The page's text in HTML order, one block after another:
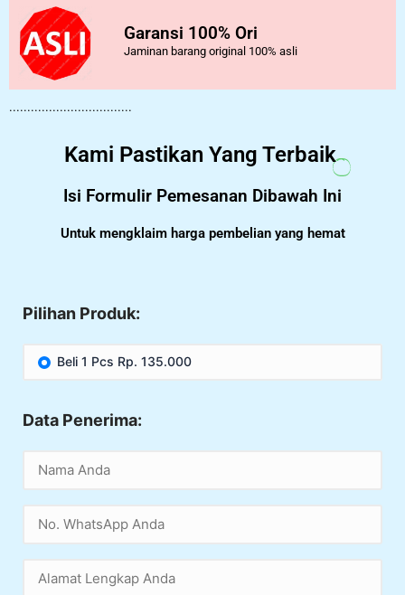
Garansi 100% Ori
Jaminan barang original 100% asli
..................................
Kami Pastikan Yang Terbaik
Isi Formulir Pemesanan Dibawah Ini
Untuk mengklaim harga pembelian yang hemat
Pilihan Produk:
Beli 1 Pcs Rp. 135.000
Data Penerima: